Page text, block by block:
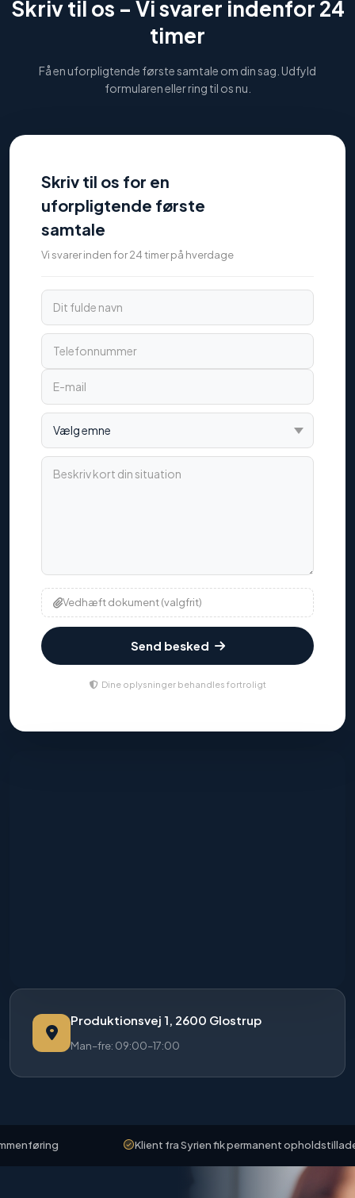
Skriv til os – Vi svarer indenfor 24
timer
Få en uforpligtende første samtale om din sag. Udfyld
formularen eller ring til os nu.
Skriv til os for en
uforpligtende første
samtale
Vi svarer inden for 24 timer på hverdage
Dit fulde navn
Telefonnummer
E-mail
Vælg emne
Beskriv kort din situation
Vedhæft dokument (valgfrit)
Send besked
Dine oplysninger behandles fortroligt
Produktionsvej 1, 2600 Glostrup
Man–fre: 09:00–17:00
Klient fra Syrien fik permanent opholdstilladelse